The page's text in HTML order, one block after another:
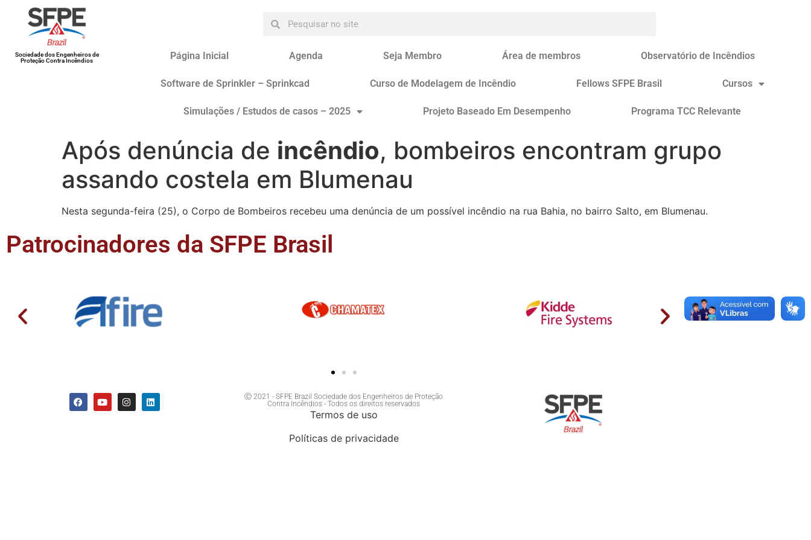
Sociedade dos Engenheiros de
Proteção Contra Incêndios
Página Inicial Agenda Seja Membro Área de membros Observatório de Incêndios
Software de Sprinkler – Sprinkcad Curso de Modelagem de Incêndio Fellows SFPE Brasil Cursos
Simulações / Estudos de casos – 2025 Projeto Baseado Em Desempenho Programa TCC Relevante
Após denúncia de incêndio, bombeiros encontram grupo
assando costela em Blumenau
Nesta segunda-feira (25), o Corpo de Bombeiros recebeu uma denúncia de um possível incêndio na rua Bahia, no bairro Salto, em Blumenau.
Patrocinadores da SFPE Brasil
Ⓒ 2021 - SFPE Brazil Sociedade dos Engenheiros de Proteção
Contra Incêndios - Todos os direitos reservados
Termos de uso
Políticas de privacidade